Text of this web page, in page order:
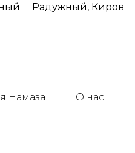
Радужный, Киров
Намаза О нас